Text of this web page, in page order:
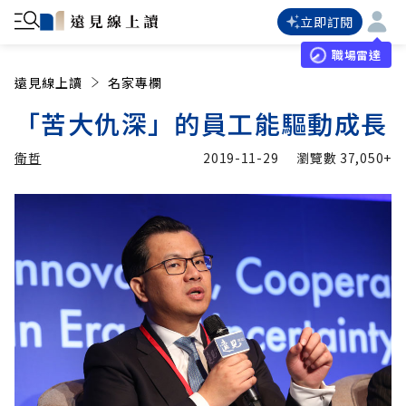
立即訂閱
職場雷達
遠見線上讀 名家專欄
「苦大仇深」的員工能驅動成長
衛哲 2019-11-29 瀏覽數 37,050+